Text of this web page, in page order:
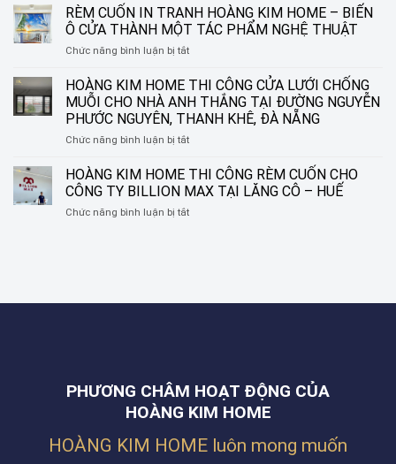
PHÁP
TINH
TẾ
CHO
KHUNG
CỬA
HIỆN
KIM
HOME
THI
CÔNG
SÁO
NHÔM
TẠI
ĐƯỜNG
NGUYỄN
SẮC,
LIÊN
ĐÀ
RÈM CUỐN IN TRANH HOÀNG KIM HOME – BIẾN
Ô CỬA THÀNH MỘT TÁC PHẨM NGHỆ THUẬT
Chức năng bình luận bị tắtở
CUỐN
IN
TRANH
HOÀNG
KIM
–
BIẾN
Ô
CỬA
THUẬT
HOÀNG KIM HOME THI CÔNG CỬA LƯỚI CHỐNG
MUỖI CHO NHÀ ANH THẮNG TẠI ĐƯỜNG NGUYỄN
PHƯỚC NGUYÊN, THANH KHÊ, ĐÀ NẴNG
Chức năng bình luận bị tắtở
KIM
HOME
THI
CÔNG
NHÀ
PHƯỚC
NGUYÊN,
KHÊ,
ĐÀ
HOÀNG KIM HOME THI CÔNG RÈM CUỐN CHO
CÔNG TY BILLION MAX TẠI LĂNG CÔ – HUẾ
Chức năng bình luận bị tắtở
RÈM
MAX
TẠI
LĂNG
CÔ
–
PHƯƠNG CHÂM HOẠT ĐỘNG CỦA
HOÀNG KIM HOME
HOÀNG KIM HOME luôn mong muốn